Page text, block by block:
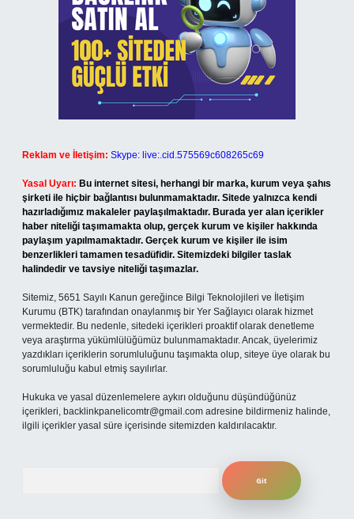
Reklam ve İletişim: Skype: live:.cid.575569c608265c69
Yasal Uyarı: Bu internet sitesi, herhangi bir marka, kurum veya şahıs
şirketi ile hiçbir bağlantısı bulunmamaktadır. Sitede yalnızca kendi
hazırladığımız makaleler paylaşılmaktadır. Burada yer alan içerikler
haber niteliği taşımamakta olup, gerçek kurum ve kişiler hakkında
paylaşım yapılmamaktadır. Gerçek kurum ve kişiler ile isim
benzerlikleri tamamen tesadüfidir. Sitemizdeki bilgiler taslak
halindedir ve tavsiye niteliği taşımazlar.
Sitemiz, 5651 Sayılı Kanun gereğince Bilgi Teknolojileri ve İletişim
Kurumu (BTK) tarafından onaylanmış bir Yer Sağlayıcı olarak hizmet
vermektedir. Bu nedenle, sitedeki içerikleri proaktif olarak denetleme
veya araştırma yükümlülüğümüz bulunmamaktadır. Ancak, üyelerimiz
yazdıkları içeriklerin sorumluluğunu taşımakta olup, siteye üye olarak bu
sorumluluğu kabul etmiş sayılırlar.
Hukuka ve yasal düzenlemelere aykırı olduğunu düşündüğünüz
içerikleri, backlinkpanelicomtr@gmail.com adresine bildirmeniz halinde,
ilgili içerikler yasal süre içerisinde sitemizden kaldırılacaktır.